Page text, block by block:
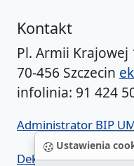
Ustawienia
Kontakt
Pl. Armii Krajowej
70-456 Szczecin
infolinia: 91 424
Administrator BIP
Deklaracja